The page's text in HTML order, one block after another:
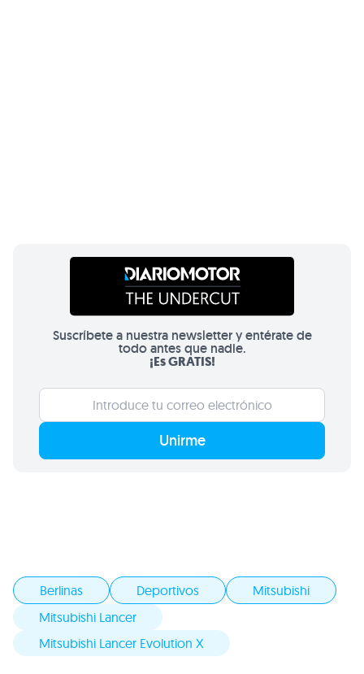
Suscríbete a nuestra newsletter y entérate de
todo antes que nadie.
¡Es GRATIS!
Unirme
Berlinas Deportivos
Mitsubishi
Mitsubishi Lancer
Mitsubishi Lancer Evolution X